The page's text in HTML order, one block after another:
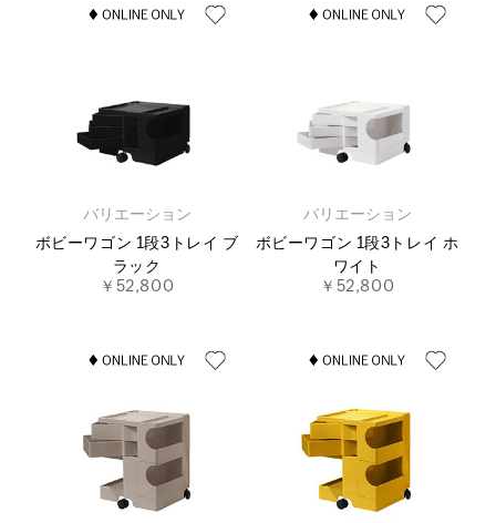
バリエーション
ボビーワゴン 1段3トレイ ブ
ラック
￥52,800
バリエーション
ボビーワゴン 1段3トレイ ホ
ワイト
￥52,800